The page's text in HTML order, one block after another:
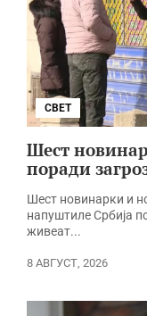
СВЕТ
Шест
поради
Шест новинарки и
напуштиле Србија
живеат...
8 АВГУСТ, 2026